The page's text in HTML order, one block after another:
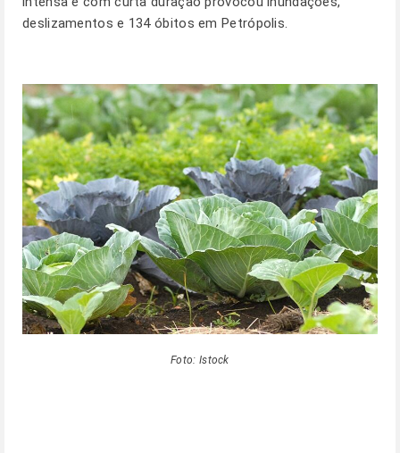
deslizamentos e 134 óbitos em Petrópolis.
Foto: Istock